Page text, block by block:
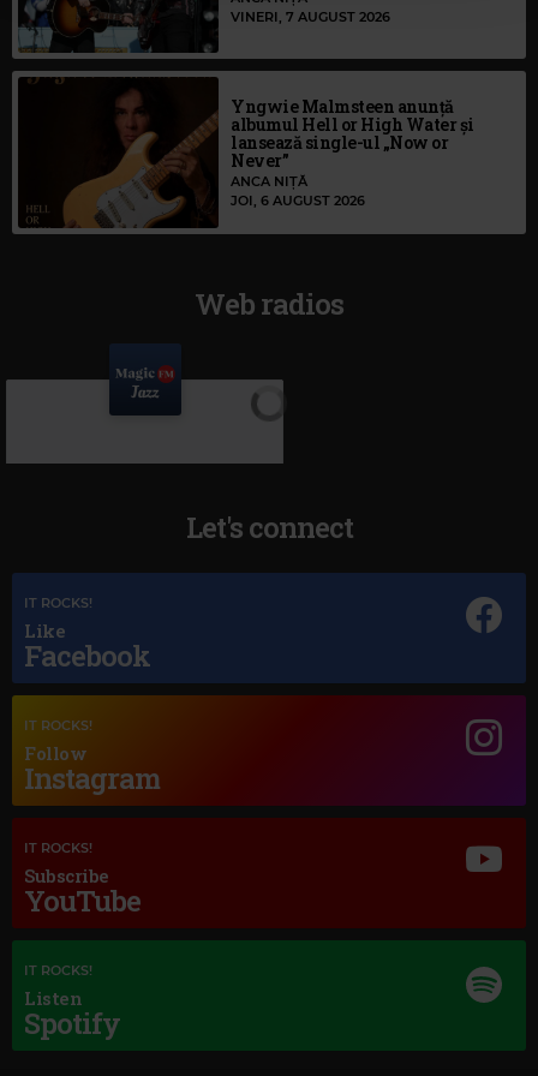
VINERI, 7 AUGUST 2026
Yngwie Malmsteen anunță
albumul Hell or High Water și
lansează single-ul „Now or
Never”
ANCA NIȚĂ
JOI, 6 AUGUST 2026
Web radios
Magic Jazz
RAY CHARLES
Let's connect
IT ROCKS!
Like
Facebook
IT ROCKS!
Follow
Instagram
IT ROCKS!
Subscribe
YouTube
IT ROCKS!
Listen
Spotify